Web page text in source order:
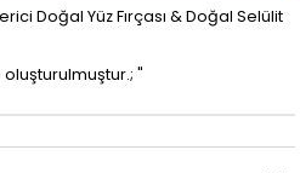
Doğal Yüz Fırçası & Doğal Selülit
"